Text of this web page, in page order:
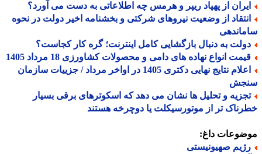
از پهپاد ریپر و هرمس چه اطلاعاتی به دست می آورد؟
از وضعیت نیروهای شرکتی و بخشنامه اخیر دولت در نحوه
به دنبال بازگشایی کامل اینترنت؛ گره کار کجاست؟
انواع نهاده های دامی و محصولات کشاورزی 18 مرداد 1405
اعلام نتایج نهایی دکتری 1405 در اواخر مرداد / جزییات سازمان
و تحلیل ها نشان می دهد که اسکوترهای برقی بسیار
تر از موتورسیکلت یا دوچرخه هستند
داغ:
صهیونیستی